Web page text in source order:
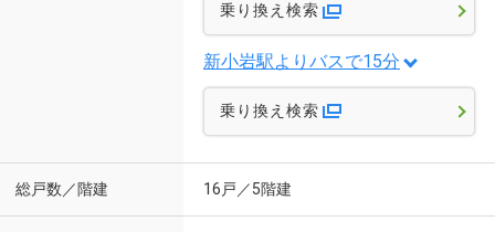
乗り換え検索
新小岩駅よりバスで15分
乗り換え検索
総戸数／階建 16戸／5階建